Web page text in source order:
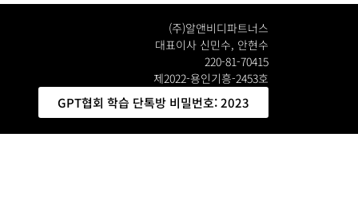
(주)알앤비디파트너스
대표이사 신민수, 안현수
220-81-70415
제2022-용인기흥-2453호
GPT협회 학습 단톡방 비밀번호: 2023